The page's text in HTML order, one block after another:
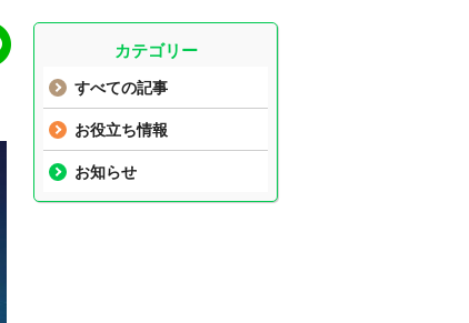
カテゴリー
すべての記事
お役立ち情報
お知らせ